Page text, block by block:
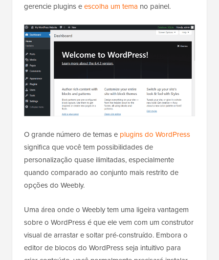
gerencie plugins eescolha um tema no painel.
O grande número de temas e plugins do WordPress
significa que você tem possibilidades de
personalização quase ilimitadas, especialmente
quando comparado ao conjunto mais restrito de
opções do Weebly.
Uma área onde o Weebly tem uma ligeira vantagem
sobre o WordPress é que ele vem com um construtor
visual de arrastar e soltar pré-construído. Embora o
editor de blocos do WordPress seja intuitivo para